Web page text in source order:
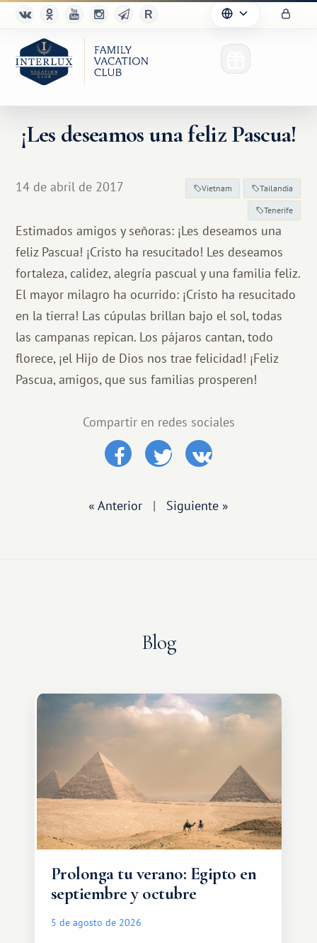
¡Les deseamos una feliz Pascua!
14 de abril de 2017 Vietnam Tailandia
Tenerife
Estimados amigos y señoras: ¡Les deseamos una
feliz Pascua! ¡Cristo ha resucitado! Les deseamos
fortaleza, calidez, alegría pascual y una familia feliz.
El mayor milagro ha ocurrido: ¡Cristo ha resucitado
en la tierra! Las cúpulas brillan bajo el sol, todas
las campanas repican. Los pájaros cantan, todo
florece, ¡el Hijo de Dios nos trae felicidad! ¡Feliz
Pascua, amigos, que sus familias prosperen!
Compartir en redes sociales
« Anterior | Siguiente »
Blog
Prolonga tu verano: Egipto en
septiembre y octubre
5 de agosto de 2026